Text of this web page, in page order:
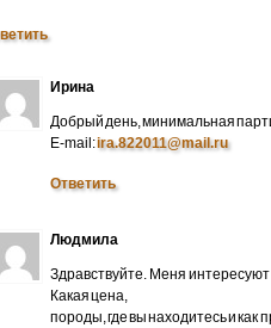
Ирина
Добрый день, минимальная
E-mail:ira.822011@mail.ru
Ответить
Людмила
Здравствуйте. Меня
Какая цена,
породы, где вы находитесь и как